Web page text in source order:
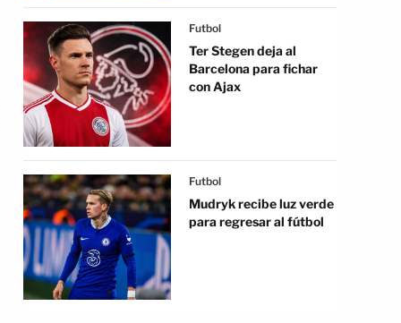
Futbol
Ter Stegen deja al
Barcelona para fichar
con Ajax
Futbol
Mudryk recibe luz verde
para regresar al fútbol